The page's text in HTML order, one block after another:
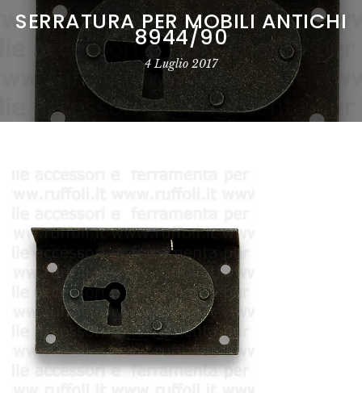
SERRATURA PER MOBILI ANTICHI
8944/90
4 Luglio 2017